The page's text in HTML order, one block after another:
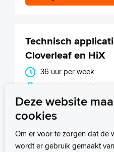
Technisch
Cloverleaf en HiX
36 uur per week
Jaarinkomen
Sluitingsdatum: 21-
Deze website
cookies
Om er voor te zorgen dat de
wordt er gebruik gemaakt